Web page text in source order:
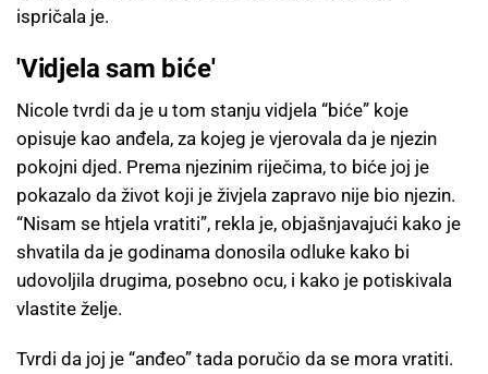
ispričala je.
'Vidjela sam biće'
Nicole tvrdi da je u tom stanju vidjela “biće” koje
opisuje kao anđela, za kojeg je vjerovala da je njezin
pokojni djed. Prema njezinim riječima, to biće joj je
pokazalo da život koji je živjela zapravo nije bio njezin.
“Nisam se htjela vratiti”, rekla je, objašnjavajući kako je
shvatila da je godinama donosila odluke kako bi
udovoljila drugima, posebno ocu, i kako je potiskivala
vlastite želje.
Tvrdi da joj je “anđeo” tada poručio da se mora vratiti.